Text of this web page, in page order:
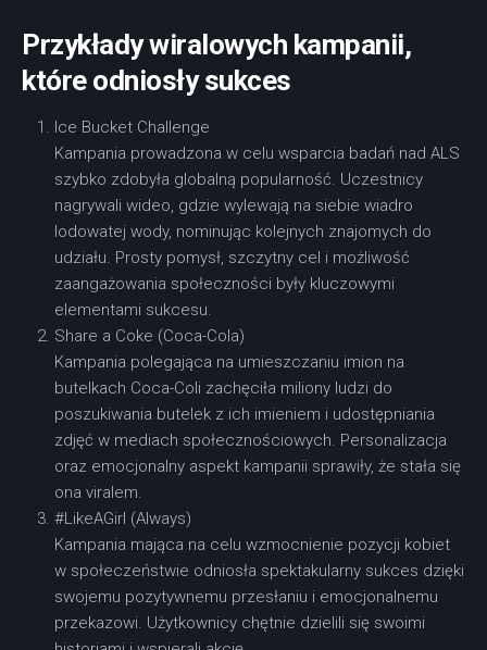
Przykłady wiralowych kampanii,
które odniosły sukces
Ice Bucket Challenge
Kampania prowadzona w celu wsparcia badań nad ALS
szybko zdobyła globalną popularność. Uczestnicy
nagrywali wideo, gdzie wylewają na siebie wiadro
lodowatej wody, nominując kolejnych znajomych do
udziału. Prosty pomysł, szczytny cel i możliwość
zaangażowania społeczności były kluczowymi
elementami sukcesu.
Share a Coke (Coca-Cola)
Kampania polegająca na umieszczaniu imion na
butelkach Coca-Coli zachęciła miliony ludzi do
poszukiwania butelek z ich imieniem i udostępniania
zdjęć w mediach społecznościowych. Personalizacja
oraz emocjonalny aspekt kampanii sprawiły, że stała się
ona viralem.
#LikeAGirl (Always)
Kampania mająca na celu wzmocnienie pozycji kobiet
w społeczeństwie odniosła spektakularny sukces dzięki
swojemu pozytywnemu przesłaniu i emocjonalnemu
przekazowi. Użytkownicy chętnie dzielili się swoimi